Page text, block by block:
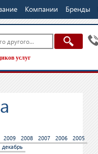
Компании Бренды
услуг
2009 2008 2007 2006
2005
декабрь